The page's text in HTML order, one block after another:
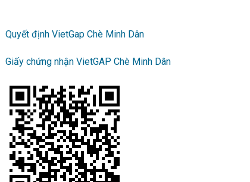
Quyết định VietGap Chè Minh Dân
Giấy chứng nhận VietGAP Chè Minh Dân